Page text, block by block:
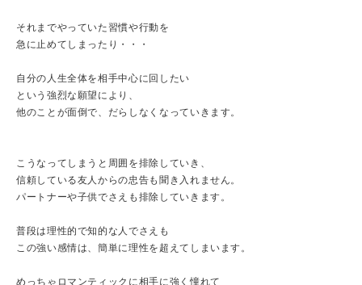
それまでやっていた習慣や行動を
急に止めてしまったり・・・
自分の人生全体を相手中心に回したい
という強烈な願望により、
他のことが面倒で、だらしなくなっていきます。
こうなってしまうと周囲を排除していき、
信頼している友人からの忠告も聞き入れません。
パートナーや子供でさえも排除していきます。
普段は理性的で知的な人でさえも
この強い感情は、簡単に理性を超えてしまいます。
めっちゃロマンティックに相手に強く憧れて